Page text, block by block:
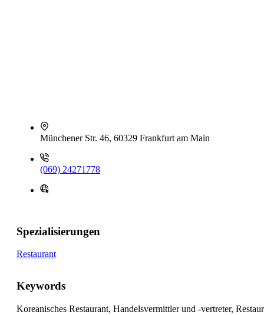
Münchener Str. 46, 60329 Frankfurt am Main
(069) 24271778
Spezialisierungen
Restaurant
Keywords
Koreanisches Restaurant, Handelsvermittler und -vertreter,